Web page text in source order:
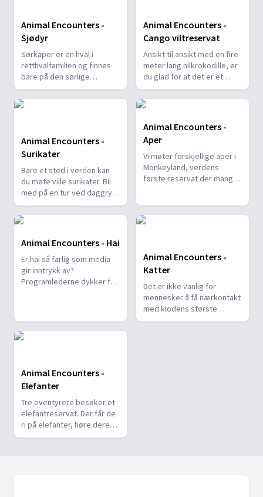
Animal Encounters -
Sjødyr
Sørkaper er en hval i
retthvalfamilien og finnes
bare på den sørlige
halvkule. Bli kjent med disse
majestetiske dyrene.
Dessuten lurer vi på
dammen der den ble født.
Animal Encounters -
Cango viltreservat
Ansikt til ansikt med en fire
meter lang nilkrokodille, er
du glad for at det er et
gitter mellom dere. Noen
gleder seg også over
nærkontakt med en
pytonslange.
Animal Encounters -
Surikater
Bare et sted i verden kan
du møte ville surikater. Bli
med på en tur ved daggry
for å bli kjent med disse
dyrene.
Animal Encounters -
Aper
Vi møter forskjellige aper i
Monkeyland, verdens
første reservat der mange
Animal Encounters - Hai
Er hai så farlig som media
gir inntrykk av?
Programlederne dykker for
Animal Encounters -
Katter
Det er ikke vanlig for
mennesker å få nærkontakt
med klodens største
kattedyr. I dette
Animal Encounters -
Elefanter
Tre eventyrere besøker et
elefantreservat. Der får de
ri på elefanter, høre deres
historie og mate en